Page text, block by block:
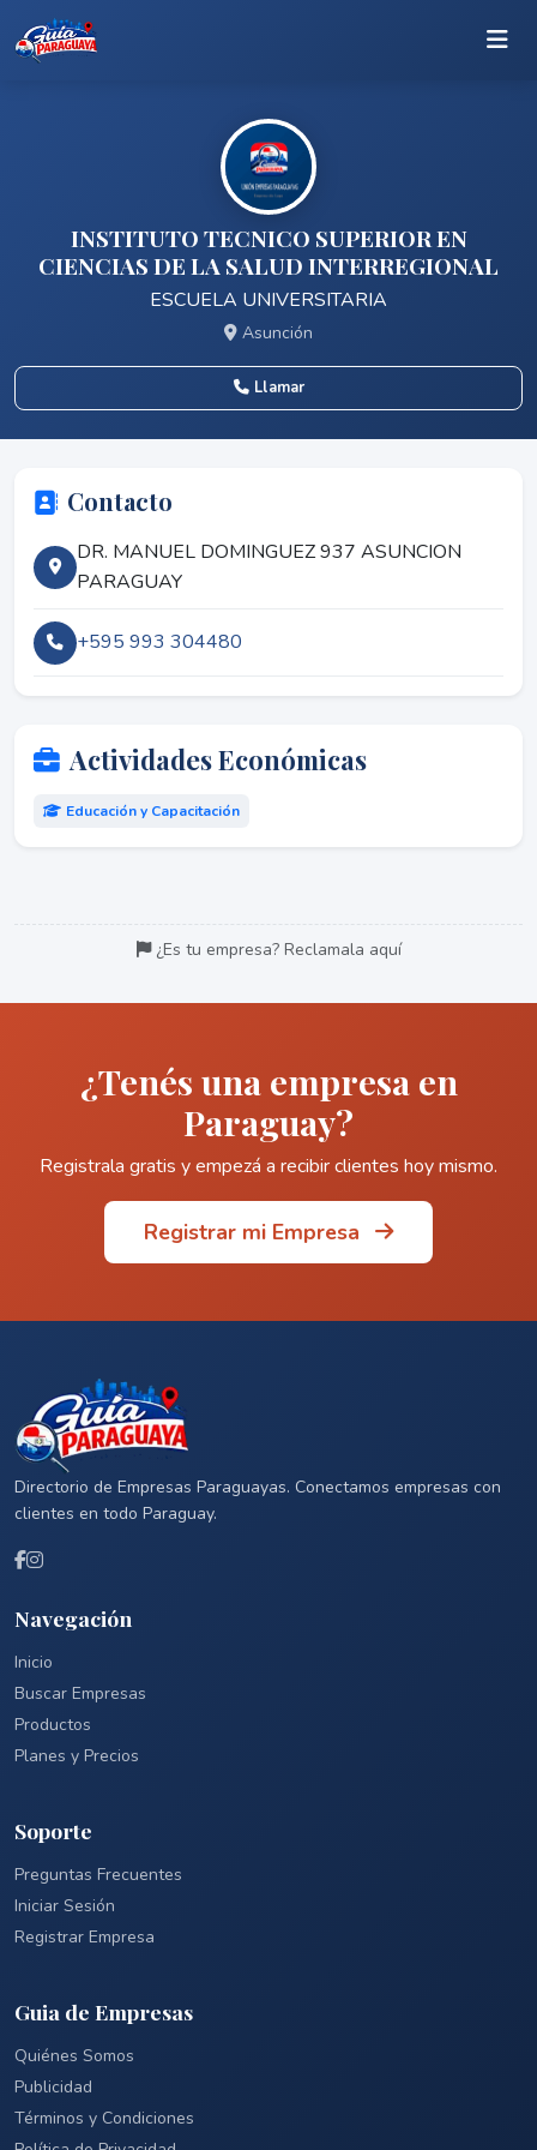
INSTITUTO TECNICO SUPERIOR EN
CIENCIAS DE LA SALUD INTERREGIONAL
ESCUELA UNIVERSITARIA
Asunción
Llamar
Contacto
DR. MANUEL DOMINGUEZ 937 ASUNCION
PARAGUAY
+595 993 304480
Actividades Económicas
Educación y Capacitación
¿Es tu empresa? Reclamala aquí
¿Tenés una empresa en
Paraguay?
Registrala gratis y empezá a recibir clientes hoy mismo.
Registrar mi Empresa
Directorio de Empresas Paraguayas. Conectamos empresas con
clientes en todo Paraguay.
Navegación
Inicio
Buscar Empresas
Productos
Planes y Precios
Soporte
Preguntas Frecuentes
Iniciar Sesión
Registrar Empresa
Guia de Empresas
Quiénes Somos
Publicidad
Términos y Condiciones